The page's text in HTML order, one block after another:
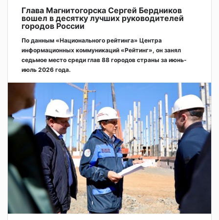
Глава Магнитогорска Сергей Бердников
вошел в десятку лучших руководителей
городов России
По данным «Национального рейтинга» Центра
информационных коммуникаций «Рейтинг», он занял
седьмое место среди глав 88 городов страны за июнь-
июль 2026 года.